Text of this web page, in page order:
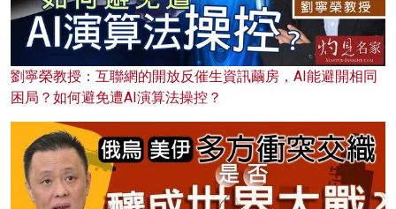
劉寧榮教授：互聯網的開放反催生資訊繭房，AI能避開相同
困局？如何避免遭AI演算法操控？